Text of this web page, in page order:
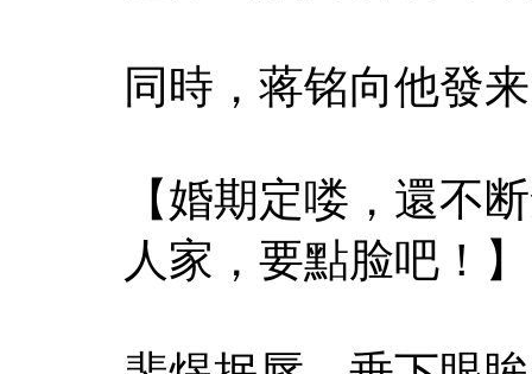
同時，蒋铭向他發
【婚期定喽，還不
人家，要點脸吧！】